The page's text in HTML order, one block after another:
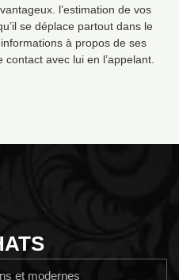
l’estimation de vos
se déplace partout dans le
à propos de ses
avec lui en l’appelant.
et modernes